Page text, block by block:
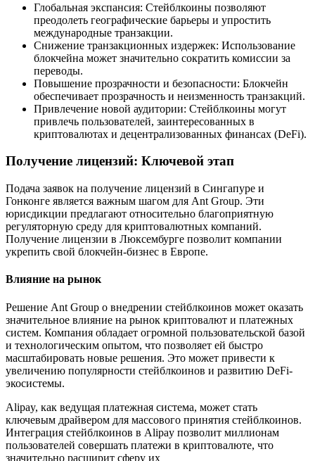
Глобальная экспансия: Стейблкоины позволяют
преодолеть географические барьеры и упростить
международные транзакции.
Снижение транзакционных издержек: Использование
блокчейна может значительно сократить комиссии за
переводы.
Повышение прозрачности и безопасности: Блокчейн
обеспечивает прозрачность и неизменность транзакций.
Привлечение новой аудитории: Стейблкоины могут
привлечь пользователей, заинтересованных в
криптовалютах и децентрализованных финансах (DeFi).
Получение лицензий: Ключевой этап
Подача заявок на получение лицензий в Сингапуре и
Гонконге является важным шагом для Ant Group. Эти
юрисдикции предлагают относительно благоприятную
регуляторную среду для криптовалютных компаний.
Получение лицензии в Люксембурге позволит компании
укрепить свой блокчейн-бизнес в Европе.
Влияние на рынок
Решение Ant Group о внедрении стейблкоинов может оказать
значительное влияние на рынок криптовалют и платежных
систем. Компания обладает огромной пользовательской базой
и технологическим опытом, что позволяет ей быстро
масштабировать новые решения. Это может привести к
увеличению популярности стейблкоинов и развитию DeFi-
экосистемы.
Alipay, как ведущая платежная система, может стать
ключевым драйвером для массового принятия стейблкоинов.
Интеграция стейблкоинов в Alipay позволит миллионам
пользователей совершать платежи в криптовалюте, что
значительно расширит сферу их